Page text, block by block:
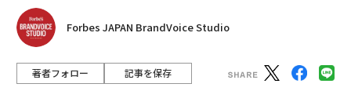
Forbes JAPAN BrandVoice Studio
著者フォロー 記事を保存